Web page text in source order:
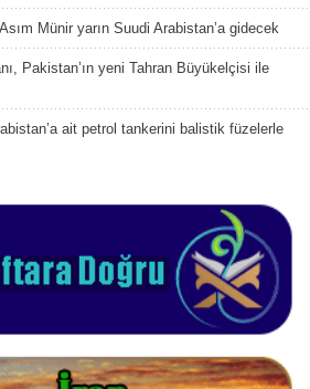
Münir yarın Suudi Arabistan’a gidecek
Pakistan’ın yeni Tahran Büyükelçisi ile
ait petrol tankerini balistik füzelerle